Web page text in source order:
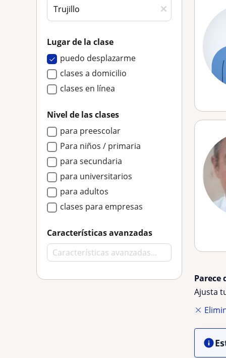
Lugar de la clase
puedo desplazarme
clases a domicilio
clases en línea
Nivel de las clases
para preescolar
Para niños / primaria
para secundaria
para universitarios
para adultos
clases para empresas
Características avanzadas
Parece
Ajusta